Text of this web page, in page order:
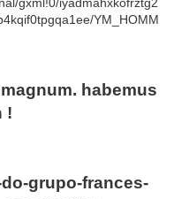
habemus
!